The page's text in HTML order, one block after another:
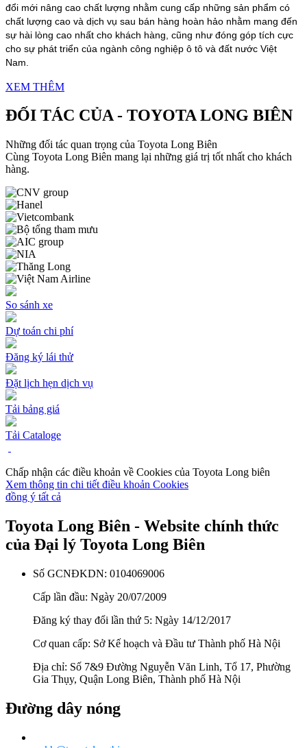
đổi mới nâng cao chất lượng nhằm cung cấp những sản phẩm có
chất lượng cao và dịch vụ sau bán hàng hoàn hảo nhằm mang đến
sự hài lòng cao nhất cho khách hàng, cũng như đóng góp tích cực
cho sự phát triển của ngành công nghiệp ô tô và đất nước Việt
Nam.
XEM THÊM
ĐỐI TÁC CỦA - TOYOTALONG BIÊN
Những đối tác quan trọng của Toyota Long Biên
Cùng Toyota Long Biên mang lại những giá trị tốt nhất cho khách
hàng.
So sánh xe
Dự toán chi phí
Đăng ký lái thử
Đặt lịch hẹn dịch vụ
Tải bảng giá
Tải Cataloge
Chấp nhận các điều khoản về Cookies của Toyota Long biên
Xem thông tin chi tiết điều khoản Cookies
đồng ý tất cả
Toyota Long Biên - Website chính thức
của Đại lý Toyota Long Biên
Số GCNĐKDN: 0104069006
Cấp lần đầu: Ngày 20/07/2009
Đăng ký thay đổi lần thứ 5: Ngày 14/12/2017
Cơ quan cấp: Sở Kế hoạch và Đầu tư Thành phố Hà Nội
Địa chỉ: Số 7&9 Đường Nguyễn Văn Linh, Tổ 17, Phường
Gia Thụy, Quận Long Biên, Thành phố Hà Nội
Đường dây nóng